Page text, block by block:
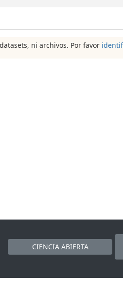
ni archivos. Por favor
CIENCIA ABIERTA